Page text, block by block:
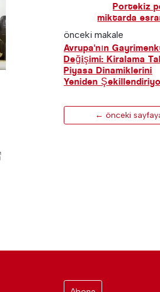
Portekiz
miktarda
önceki makale
Avrupa'nın
Değişimi: Kiralama
Piyasa Dinamiklerini
Yeniden
← önceki